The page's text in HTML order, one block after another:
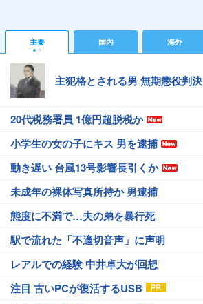
主要 国内 海外
主犯格とされる男 無期懲役判決
20代税務署員 1億円超脱税か
小学生の女の子にキス 男を逮捕
動き遅い 台風13号影響長引くか
未成年の裸体写真所持か 男逮捕
態度に不満で…夫の弟を暴行死
駅で流れた「不適切音声」に声明
レアルでの経験 中井卓大が回想
注目 古いPCが復活するUSB